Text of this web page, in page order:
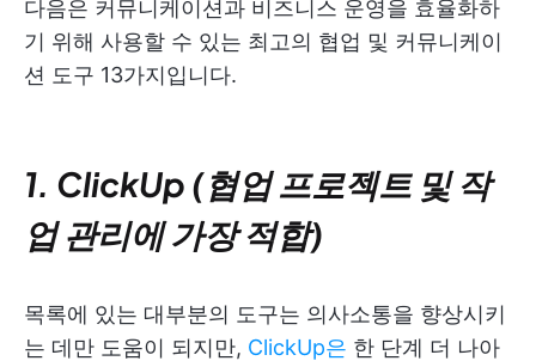
다음은 커뮤니케이션과 비즈니스 운영을 효율화하
기 위해 사용할 수 있는 최고의 협업 및 커뮤니케이
션 도구 13가지입니다.
1. ClickUp (협업 프로젝트 및 작
업 관리에 가장 적합)
목록에 있는 대부분의 도구는 의사소통을 향상시키
는 데만 도움이 되지만, ClickUp은 한 단계 더 나아